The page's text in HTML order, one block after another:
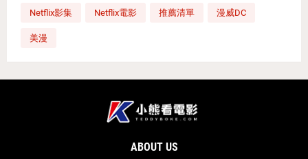
Netflix影集 Netflix電影 推薦清單 漫威DC
美漫
ABOUT US